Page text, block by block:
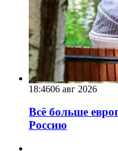
18:4606 авг 2026
Всё больше
Россию